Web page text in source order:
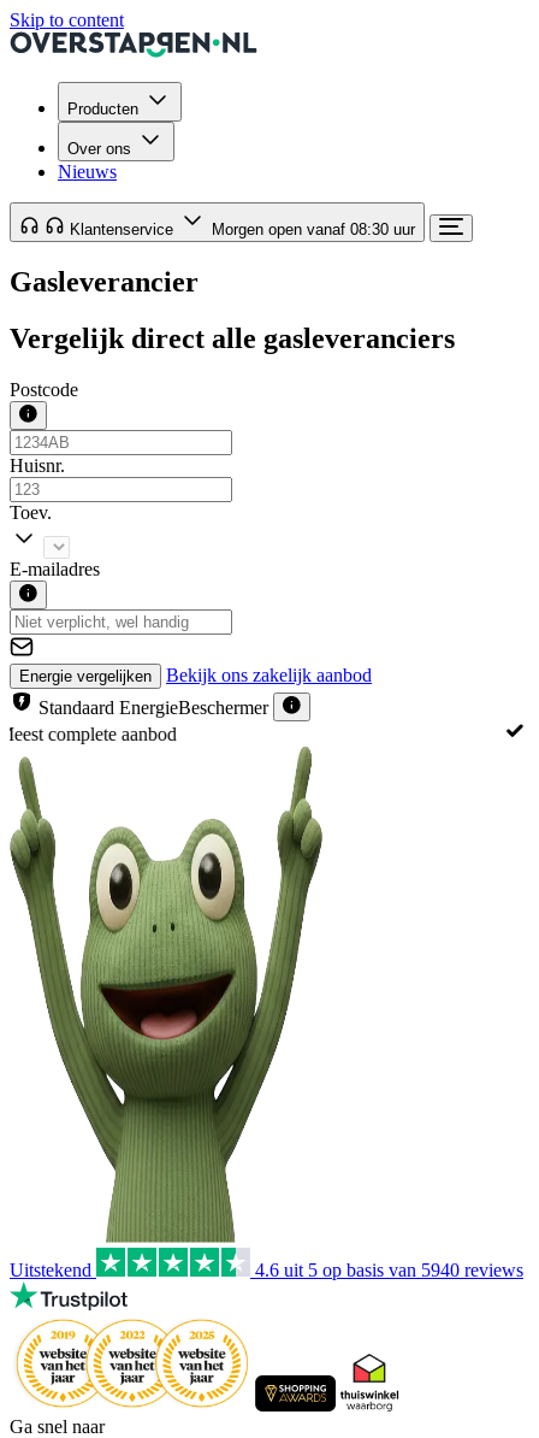
Skip to content
Producten
Over ons
Nieuws
Klantenservice Morgen open vanaf 08:30 uur
Gasleverancier
Vergelijk direct alle gasleveranciers
Postcode
Huisnr.
Toev.
E-mailadres
Energie vergelijken
Bekijk ons zakelijk aanbod
Standaard EnergieBeschermer
Met gratis EnergieBeschermer
Uitstekend 4.6 uit 5 op basis van 5940 reviews
Ga snel naar